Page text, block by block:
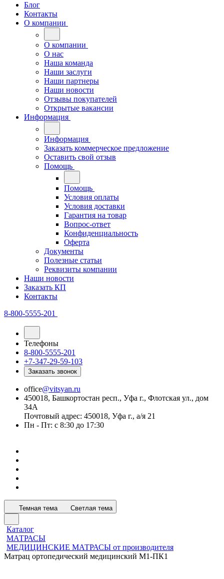
Блог
Контакты
О компании
О компании
О нас
Наша команда
Наши заслуги
Наши партнеры
Наши новости
Отзывы покупателей
Открытые вакансии
Информация
Информация
Заказать коммерческое предложение
Оставить свой отзыв
Помощь
Помощь
Условия оплаты
Условия доставки
Гарантия на товар
Вопрос-ответ
Конфиденциальность
Оферта
Документы
Полезные статьи
Реквизиты компании
Наши новости
Заказать КП
Контакты
8-800-5555-201
Телефоны
8-800-5555-201
+7-347-29-59-103
Заказать звонок
office@vitsyan.ru
450018, Башкортостан респ., Уфа г., Флотская ул., дом
34А
Почтовый адрес: 450018, Уфа г., а/я 21
Пн - Пт: с 8:30 до 17:30
Темная тема Светлая тема
Каталог
МАТРАСЫ
МЕДИЦИНСКИЕ МАТРАСЫ от производителя
Матрац ортопедический медицинский М1-ПК1